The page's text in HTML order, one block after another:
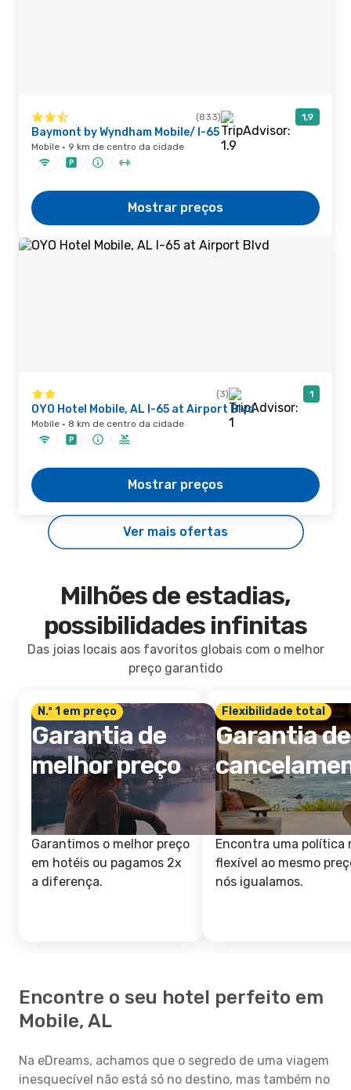
(833) 1,9
Baymont by Wyndham Mobile/ I-65
Mobile · 9 km de centro da cidade
Mostrar preços
(3) 1
OYO Hotel Mobile, AL I-65 at Airport Blvd
Mobile · 8 km de centro da cidade
Mostrar preços
Ver mais ofertas
Milhões de estadias,
possibilidades infinitas
Das joias locais aos favoritos globais com o melhor
preço garantido
N.º 1 em preço
Garantia de
melhor preço
Garantimos o melhor preço
em hotéis ou pagamos 2x
a diferença.
Flexibilidade total
Garantia de
Encontra uma política
flexível ao mesmo
nós igualamos.
Encontre o seu hotel perfeito em
Mobile, AL
Na eDreams, achamos que o segredo de uma viagem
inesquecível não está só no destino, mas também no